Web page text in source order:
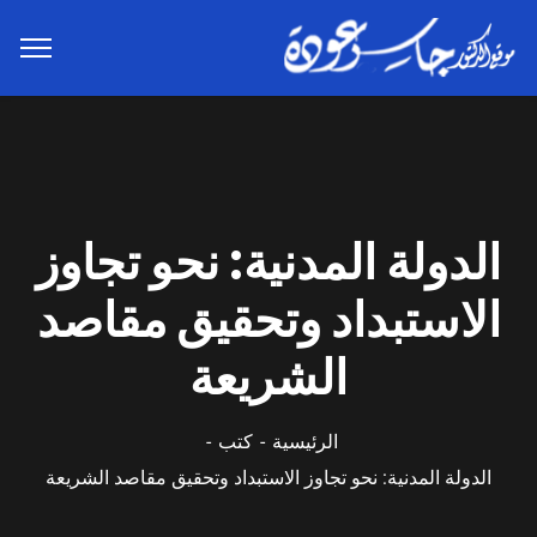
الدولة المدنية: نحو تجاوز
الاستبداد وتحقيق مقاصد
الشريعة
الرئيسية
كتب
الدولة المدنية: نحو تجاوز الاستبداد وتحقيق مقاصد الشريعة